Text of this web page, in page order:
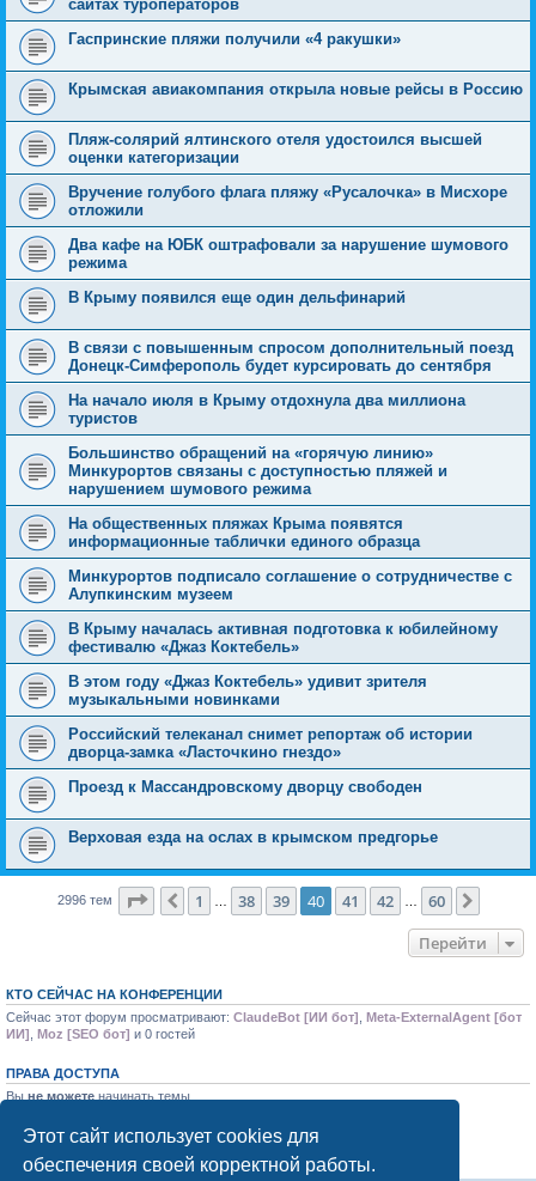
Этот сайт использует cookies для
обеспечения своей корректной работы.
сайтах туроператоров
Гаспринские пляжи получили «4 ракушки»
Крымская авиакомпания открыла новые рейсы в Россию
Пляж-солярий ялтинского отеля удостоился высшей
оценки категоризации
Вручение голубого флага пляжу «Русалочка» в Мисхоре
отложили
Два кафе на ЮБК оштрафовали за нарушение шумового
режима
В Крыму появился еще один дельфинарий
В связи с повышенным спросом дополнительный поезд
Донецк-Симферополь будет курсировать до сентября
На начало июля в Крыму отдохнула два миллиона
туристов
Большинство обращений на «горячую линию»
Минкурортов связаны с доступностью пляжей и
нарушением шумового режима
На общественных пляжах Крыма появятся
информационные таблички единого образца
Минкурортов подписало соглашение о сотрудничестве с
Алупкинским музеем
В Крыму началась активная подготовка к юбилейному
фестивалю «Джаз Коктебель»
В этом году «Джаз Коктебель» удивит зрителя
музыкальными новинками
Российский телеканал снимет репортаж об истории
дворца-замка «Ласточкино гнездо»
Проезд к Массандровскому дворцу свободен
Верховая езда на ослах в крымском предгорье
2996 тем Страница 40из 60
Пред.
1 38 39 40 41 42 60
Перейти
КТО СЕЙЧАС НА КОНФЕРЕНЦИИ
Сейчас этот форум просматривают: ClaudeBot [ИИ бот] Meta-ExternalAgent [бот
ИИ] Moz [SEO бот] и 0 гостей
ПРАВА ДОСТУПА
Вы не можете начинать темы
Выне можетередактировать свои сообщения
Выне можетеудалять свои сообщения
Выне можетедобавлять вложения